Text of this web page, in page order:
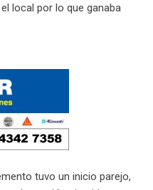
local por lo que ganaba
tuvo un inicio parejo,